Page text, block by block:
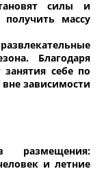
силы и
получить массу
Благодаря
себе по
зависимости
размещения:
и летние